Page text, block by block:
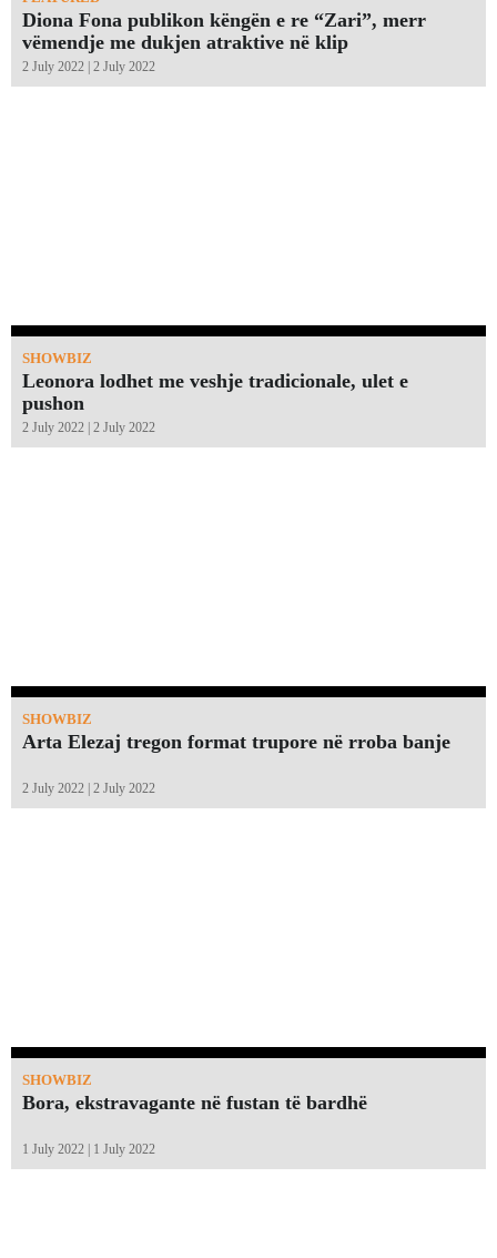
Diona Fona publikon këngën e re “Zari”, merr
vëmendje me dukjen atraktive në klip
2 July 2022 | 2 July 2022
SHOWBIZ
Leonora lodhet me veshje tradicionale, ulet e
pushon
2 July 2022 | 2 July 2022
SHOWBIZ
Arta Elezaj tregon format trupore në rroba banje
2 July 2022 | 2 July 2022
SHOWBIZ
Bora, ekstravagante në fustan të bardhë
1 July 2022 | 1 July 2022